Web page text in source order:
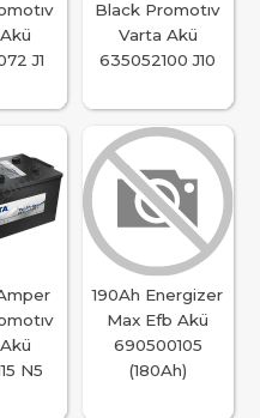
J1
Black Promotıv
Varta Akü
635052100 J10
N5
190Ah Energizer
Max Efb Akü
690500105
(180Ah)